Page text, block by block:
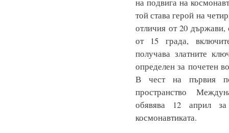
на подвига на
той става герой на
отличия от 20 държави,
от 15 града,
получава златните
определен за почетен
В чест на първия
пространство
обявява 12 април
космонавтиката.